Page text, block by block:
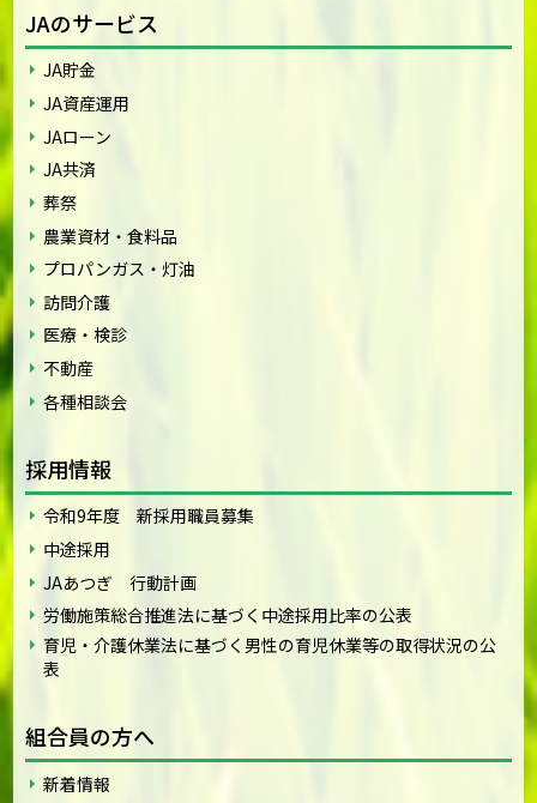
JAのサービス
JA貯金
JA資産運用
JAローン
JA共済
葬祭
農業資材・食料品
プロパンガス・灯油
訪問介護
医療・検診
不動産
各種相談会
採用情報
令和9年度 新採用職員募集
中途採用
JAあつぎ 行動計画
労働施策総合推進法に基づく中途採用比率の公表
育児・介護休業法に基づく男性の育児休業等の取得状況の公
表
組合員の方へ
新着情報